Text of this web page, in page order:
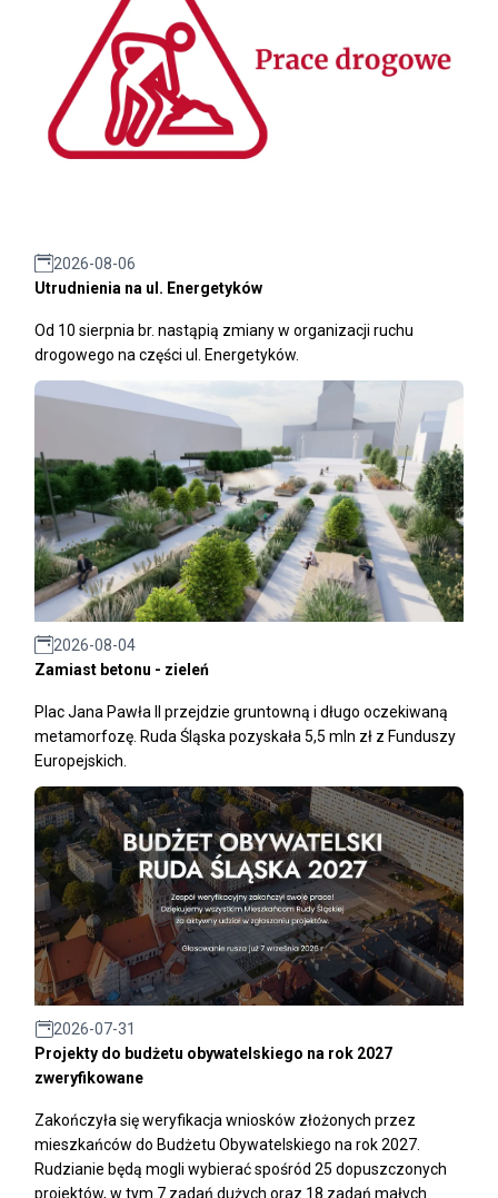
2026-08-06
Utrudnienia na ul. Energetyków
Od 10 sierpnia br. nastąpią zmiany w organizacji ruchu
drogowego na części ul. Energetyków.
2026-08-04
Zamiast betonu - zieleń
Plac Jana Pawła II przejdzie gruntowną i długo oczekiwaną
metamorfozę. Ruda Śląska pozyskała 5,5 mln zł z Funduszy
Europejskich.
2026-07-31
Projekty do budżetu obywatelskiego na rok 2027
zweryfikowane
Zakończyła się weryfikacja wniosków złożonych przez
mieszkańców do Budżetu Obywatelskiego na rok 2027.
Rudzianie będą mogli wybierać spośród 25 dopuszczonych
projektów, w tym 7 zadań dużych oraz 18 zadań małych.